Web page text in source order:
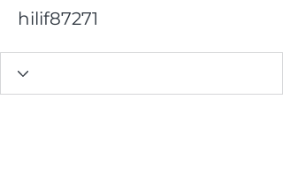
hilif87271